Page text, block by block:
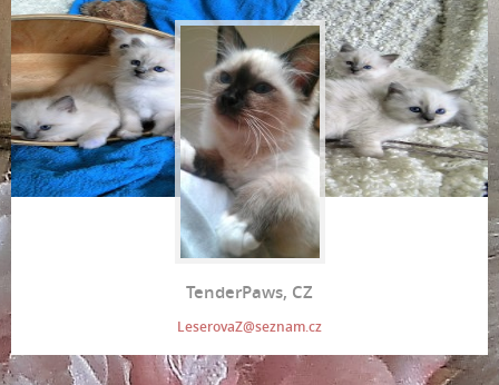
TenderPaws, CZ
LeserovaZ@seznam.cz